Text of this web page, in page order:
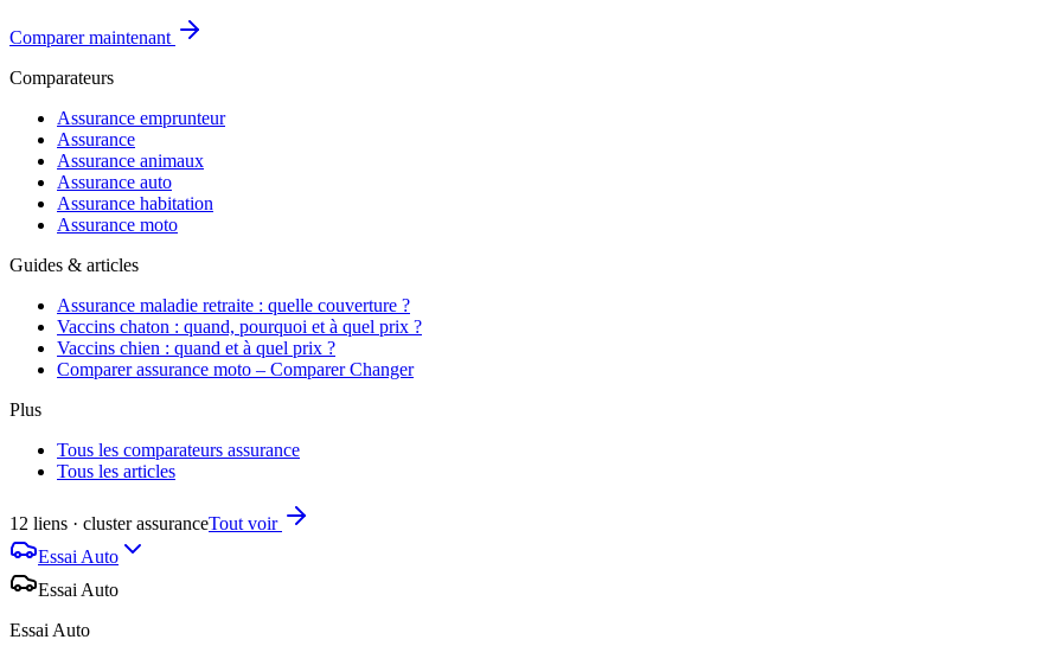
Comparer maintenant
Comparateurs
Assurance emprunteur
Assurance
Assurance animaux
Assurance auto
Assurance habitation
Assurance moto
Guides & articles
Assurance maladie retraite : quelle couverture ?
Vaccins chaton : quand, pourquoi et à quel prix ?
Vaccins chien : quand et à quel prix ?
Comparer assurance moto – Comparer Changer
Plus
Tous les comparateurs assurance
Tous les articles
12 liens · cluster assuranceTout voir
Essai Auto
Essai Auto
Essai Auto